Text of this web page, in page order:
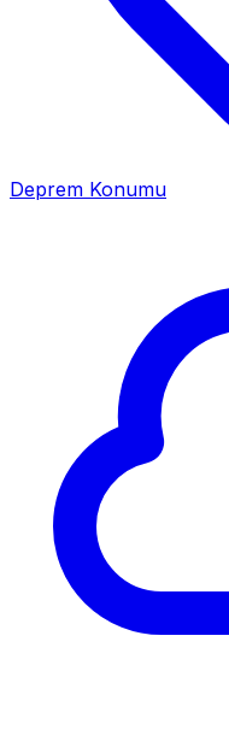
Deprem Konumu